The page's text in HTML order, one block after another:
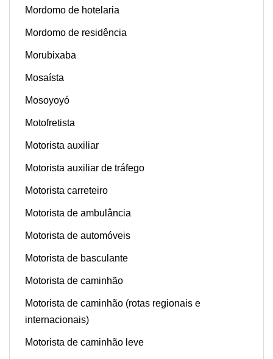
Mordomo de hotelaria
Mordomo de residência
Morubixaba
Mosaísta
Mosoyoyó
Motofretista
Motorista auxiliar
Motorista auxiliar de tráfego
Motorista carreteiro
Motorista de ambulância
Motorista de automóveis
Motorista de basculante
Motorista de caminhão
Motorista de caminhão (rotas regionais e
internacionais)
Motorista de caminhão leve